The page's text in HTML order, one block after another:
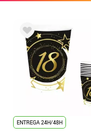
ENTREGA 24H/48H